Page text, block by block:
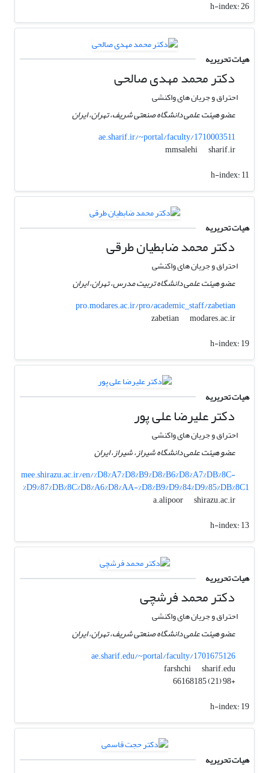
h-index:26
هیات تحریریه
دکتر محمد مهدی صالحی
احتراق و جریان های واکنشی
عضو هیئت علمی دانشگاه صنعتی شریف، تهران، ایران
ae.sharif.ir/~portal/faculty/1710003511
mmsalehi
sharif.ir
h-index:11
هیات تحریریه
دکتر محمد ضابطیان طرقی
احتراق و جریان های واکنشی
عضو هیئت علمی دانشگاه تربیت مدرس، تهران، ایران
pro.modares.ac.ir/pro/academic_staff/zabetian
zabetian
modares.ac.ir
h-index:19
هیات تحریریه
دکتر علیرضا علی پور
احتراق و جریان های واکنشی
عضو هیئت علمی دانشگاه شیراز، شیراز، ایران
mee.shirazu.ac.ir/en/%D8%A7%D8%B9%D8%B6%D8%A7%DB%8C-
%D9%87%DB%8C%D8%A6%D8%AA-%D8%B9%D9%84%D9%85%DB%8C1
a.alipoor
shirazu.ac.ir
h-index:13
هیات تحریریه
دکتر محمد فرشچی
احتراق و جریان های واکنشی
عضو هیئت علمی دانشگاه صنعتی شریف، تهران، ایران
ae.sharif.edu/~portal/faculty/1701675126
farshchi
sharif.edu
+98 (21) 66168185
h-index:19
هیات تحریریه